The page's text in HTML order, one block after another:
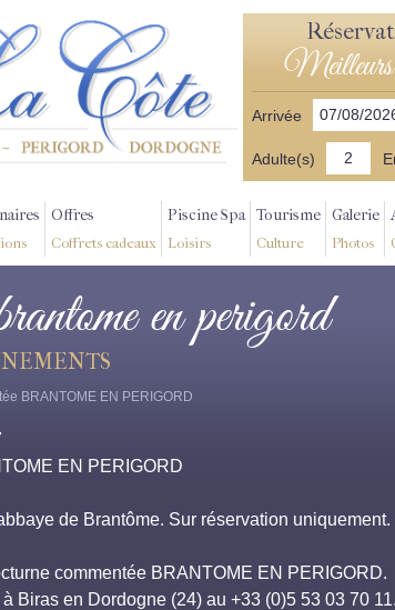
Meilleurs
Arrivée
Adulte(s)
Offres
Coffrets cadeaux
Piscine Spa
Loisirs
Tourisme
Culture
Galerie
Photos
en perigord
BRANTOME EN PERIGORD
EN PERIGORD
de Brantôme. Sur réservation uniquement.
commentée BRANTOME EN PERIGORD.
Biras en Dordogne (24) au +33 (0)5 53 03 70